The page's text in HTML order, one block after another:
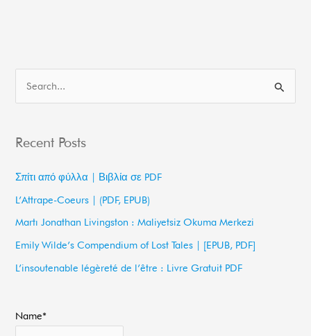
r
r
:
Recent Posts
Σπίτι από φύλλα | Βιβλία σε PDF
L’Attrape-Coeurs | (PDF, EPUB)
Martı Jonathan Livingston : Maliyetsiz Okuma Merkezi
Emily Wilde’s Compendium of Lost Tales | [EPUB, PDF]
L’insoutenable légèreté de l’être : Livre Gratuit PDF
Name*